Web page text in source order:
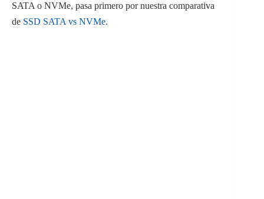
SATA o NVMe, pasa primero por nuestra comparativa
de SSD SATA vs NVMe.